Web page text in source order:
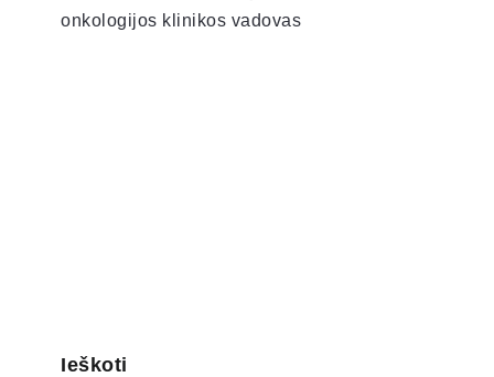
onkologijos klinikos vadovas
Ieškoti